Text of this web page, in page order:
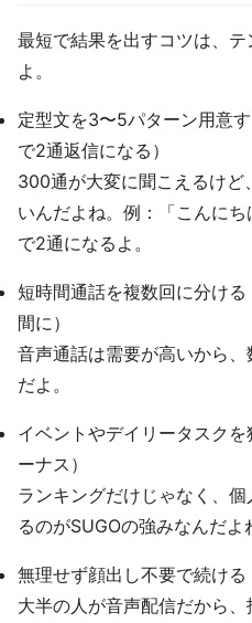
最短で結果を出すコツは、
よ。
定型文を3〜5パターン用意
で2通返信になる）
300通が大変に聞こえるけど
いんだよね。例：「こんに
で2通になるよ。
短時間通話を複数回に分け
間に）
音声通話は需要が高いから
だよ。
イベントやデイリータスク
ーナス）
ランキングだけじゃなく、
るのがSUGOの強みなんだよ
無理せず顔出し不要で続ける
大半の人が音声配信だから